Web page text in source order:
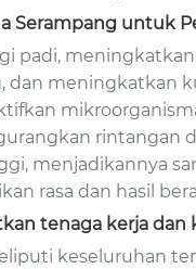
Serampang untuk
padi,
meningkatkan
rintangan
menjadikannya
rasa dan hasil
tenaga kerja
keseluruhan